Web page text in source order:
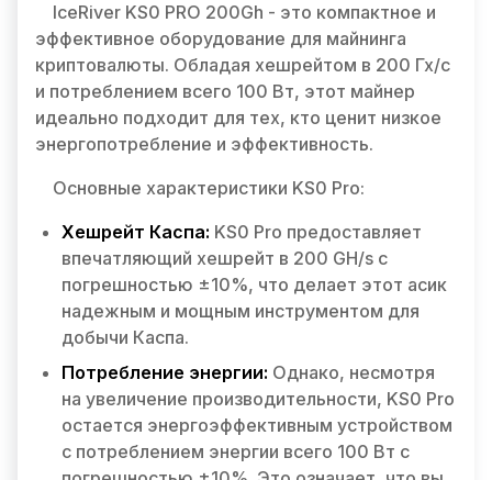
IceRiver KS0 PRO 200Gh - это компактное и
эффективное оборудование для майнинга
криптовалюты. Обладая хешрейтом в 200 Гх/с
и потреблением всего 100 Вт, этот майнер
идеально подходит для тех, кто ценит низкое
энергопотребление и эффективность.
Основные характеристики KS0 Pro:
Хешрейт Каспа: KS0 Pro предоставляет
впечатляющий хешрейт в 200 GH/s с
погрешностью ±10%, что делает этот асик
надежным и мощным инструментом для
добычи Каспа.
Потребление энергии: Однако, несмотря
на увеличение производительности, KS0 Pro
остается энергоэффективным устройством
с потреблением энергии всего 100 Вт с